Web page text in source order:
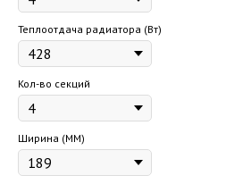
Теплоотдача радиатора (Вт)
Кол-во секций
Ширина (ММ)